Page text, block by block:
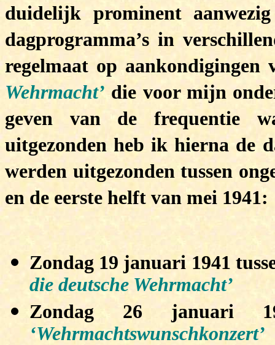
duidelijk prominent
dagprogramma’s in
regelmaat op aankondigingen
Wehrmacht’ die voor mijn
geven van de frequentie
uitgezonden heb ik hierna de
werden uitgezonden tussen
en de eerste helft van mei 1941:
Zondag 19 januari 1941
die deutsche Wehrmacht’
Zondag 26 januari
‘Wehrmachtswunschkonzert’